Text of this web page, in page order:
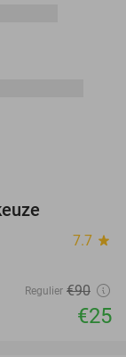
7.7 star
Regulier €90
€25